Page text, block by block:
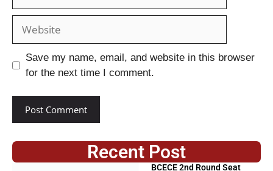
Save my name, email, and website in this browser
for the next time I comment.
Recent Post
BCECE 2nd Round Seat